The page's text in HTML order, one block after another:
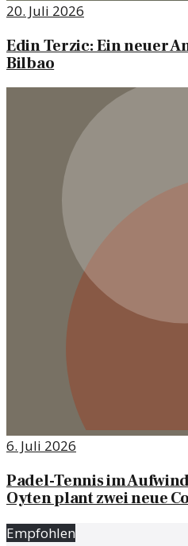
20. Juli 2026
Edin Terzic: Ein neuer
Bilbao
6. Juli 2026
Padel-Tennis im
Oyten plant zwei neue
Empfohlen